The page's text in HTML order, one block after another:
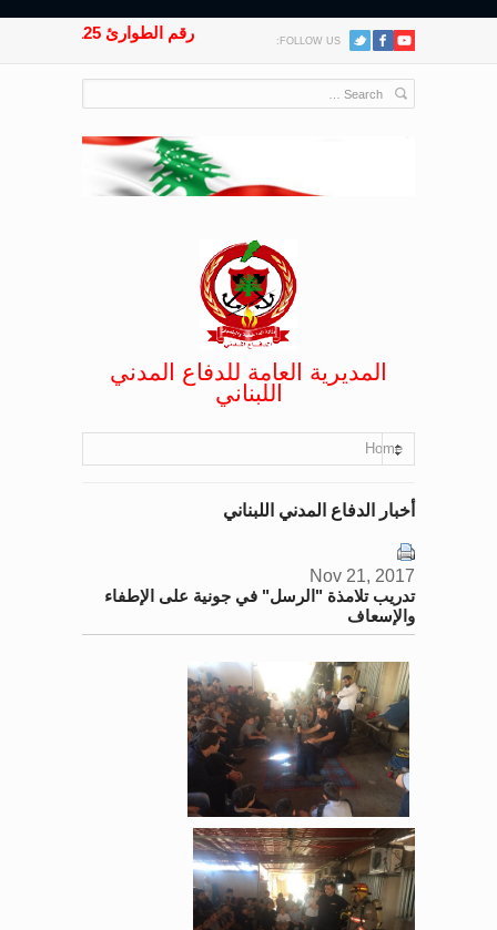
FOLLOW US: رقم الطوارئ 125
المديرية العامة للدفاع المدني
اللبناني
Home
أخبار الدفاع المدني اللبناني
Nov 21, 2017
تدريب تلامذة "الرسل" في جونية على الإطفاء
والإسعاف